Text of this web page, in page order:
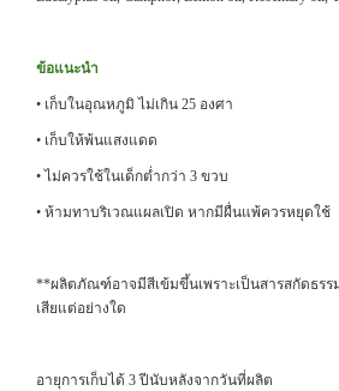
ข้อแนะนำ
• เก็บในอุณหภูมิ ไม่เกิน 25 องศา
• เก็บให้พ้นแสงแดด
• ไม่ควรใช้ในเด็กต่ำกว่า 3 ขวบ
• ห้ามทาบริเวณแผลเปิด หากมีผื่นแพ้ควรหยุดใช้
**ผลิตภัณฑ์อาจมีสีเข้มขึ้นเพราะเป็นสารสกัดธรร
เสียแต่อย่างใด
อายุการเก็บได้ 3 ปีนับหลังจากวันที่ผลิต